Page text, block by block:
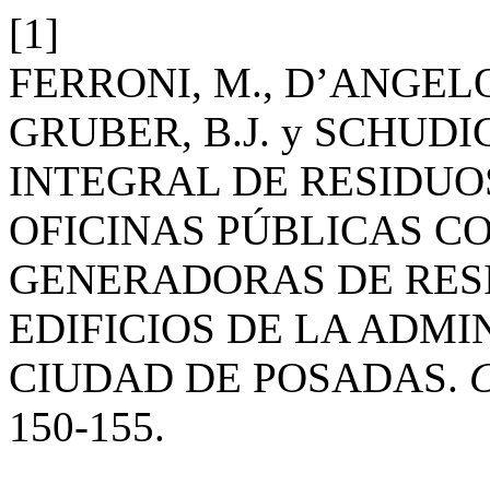
[1]
FERRONI, M.,
GRUBER, B.J. y
INTEGRAL DE
OFICINAS PÚBLICAS
GENERADORAS DE
EDIFICIOS DE LA
CIUDAD DE POSADAS.
150-155.